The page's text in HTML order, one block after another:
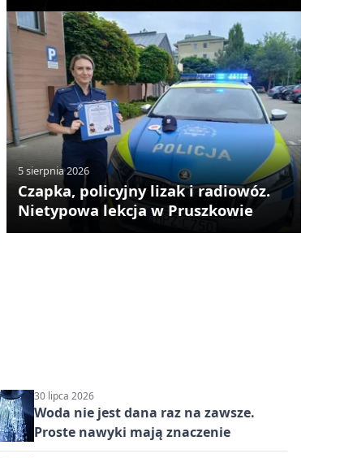
5 sierpnia 2026
Czapka, policyjny lizak i radiowóz.
Nietypowa lekcja w Pruszkowie
30 lipca 2026
Woda nie jest dana raz na zawsze.
Proste nawyki mają znaczenie